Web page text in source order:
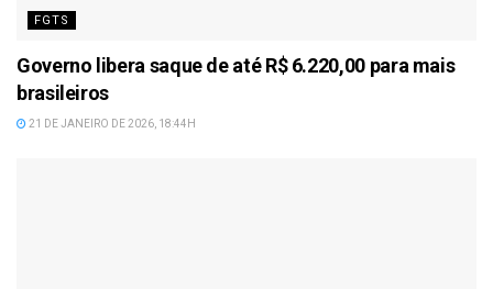
FGTS
Governo libera saque de até R$ 6.220,00 para mais
brasileiros
21 DE JANEIRO DE 2026, 18:44H